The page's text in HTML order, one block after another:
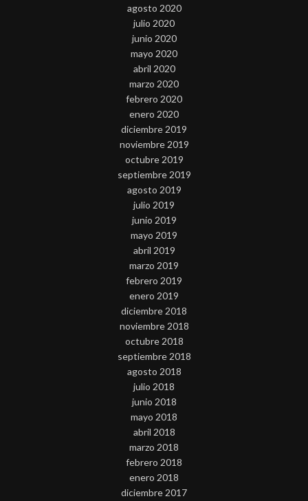
agosto 2020
julio 2020
junio 2020
mayo 2020
abril 2020
marzo 2020
febrero 2020
enero 2020
diciembre 2019
noviembre 2019
octubre 2019
septiembre 2019
agosto 2019
julio 2019
junio 2019
mayo 2019
abril 2019
marzo 2019
febrero 2019
enero 2019
diciembre 2018
noviembre 2018
octubre 2018
septiembre 2018
agosto 2018
julio 2018
junio 2018
mayo 2018
abril 2018
marzo 2018
febrero 2018
enero 2018
diciembre 2017